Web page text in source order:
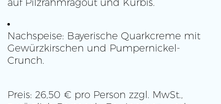
auf Pilzrahmragout und Kürbis.
Nachspeise: Bayerische Quarkcreme mit
Gewürzkirschen und Pumpernickel-
Crunch.
Preis: 26,50 € pro Person zzgl. MwSt.,